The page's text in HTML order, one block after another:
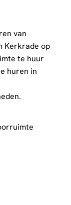
van
Kerkrade op
te huur
huren in